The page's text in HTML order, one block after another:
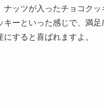
ッツが入ったチョコク
ーといった感じで、満
すると喜ばれますよ。